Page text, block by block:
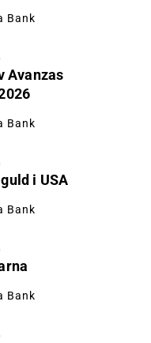
Bank
Avanzas
Bank
i USA
Bank
Bank